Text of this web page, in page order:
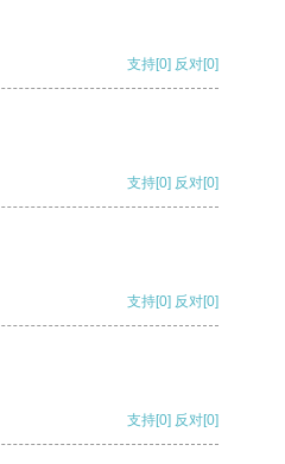
支持[0] 反对[0]
支持[0] 反对[0]
支持[0] 反对[0]
支持[0] 反对[0]